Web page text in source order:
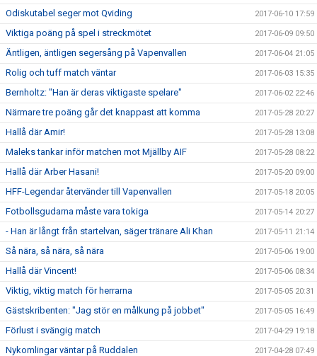
Odiskutabel seger mot Qviding 2017-06-10 17:59
Viktiga poäng på spel i streckmötet 2017-06-09 09:50
Äntligen, äntligen segersång på Vapenvallen 2017-06-04 21:05
Rolig och tuff match väntar 2017-06-03 15:35
Bernholtz: "Han är deras viktigaste spelare" 2017-06-02 22:46
Närmare tre poäng går det knappast att komma 2017-05-28 20:27
Hallå där Amir! 2017-05-28 13:08
Maleks tankar inför matchen mot Mjällby AIF 2017-05-28 08:22
Hallå där Arber Hasani! 2017-05-20 09:00
HFF-Legendar återvänder till Vapenvallen 2017-05-18 20:05
Fotbollsgudarna måste vara tokiga 2017-05-14 20:27
- Han är långt från startelvan, säger tränare Ali Khan 2017-05-11 21:14
Så nära, så nära, så nära 2017-05-06 19:00
Hallå där Vincent! 2017-05-06 08:34
Viktig, viktig match för herrarna 2017-05-05 20:31
Gästskribenten: "Jag stör en målkung på jobbet" 2017-05-05 16:49
Förlust i svängig match 2017-04-29 19:18
Nykomlingar väntar på Ruddalen 2017-04-28 07:49